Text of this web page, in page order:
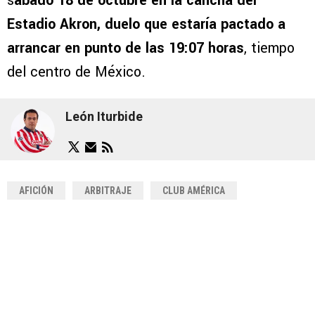
Estadio Akron, duelo que estaría pactado a
arrancar en punto de las 19:07 horas, tiempo
del centro de México.
León Iturbide
AFICIÓN ARBITRAJE CLUB AMÉRICA